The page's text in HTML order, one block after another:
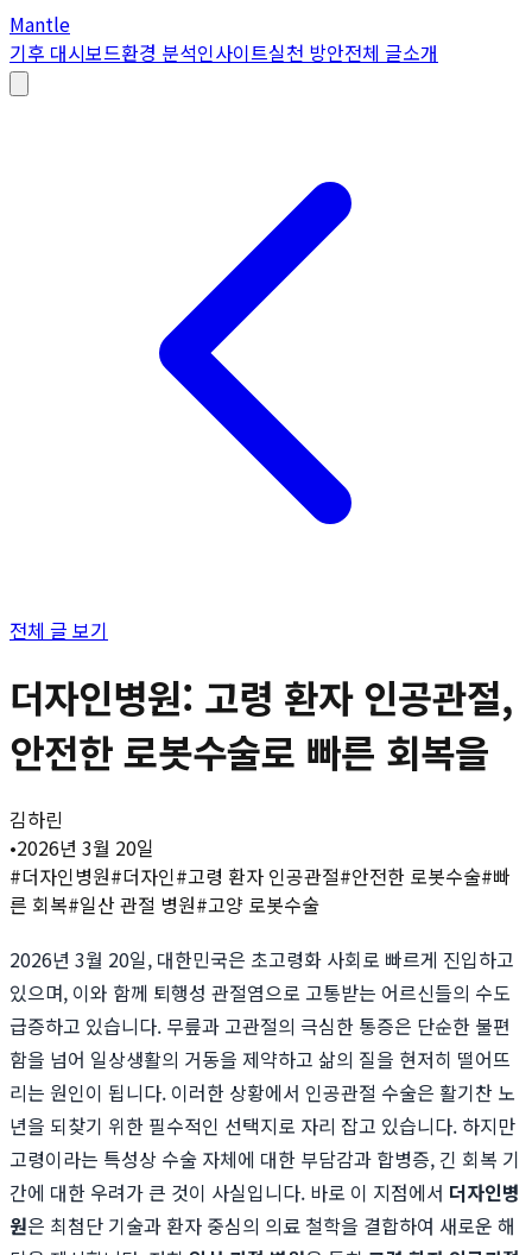
Mantle
기후 대시보드환경 분석인사이트실천 방안전체 글소개
전체 글 보기
더자인병원: 고령 환자 인공관절,
안전한 로봇수술로 빠른 회복을
김하린
•2026년 3월 20일
#더자인병원#더자인#고령 환자 인공관절#안전한 로봇수술#빠
른 회복#일산 관절 병원#고양 로봇수술
2026년 3월 20일, 대한민국은 초고령화 사회로 빠르게 진입하고
있으며, 이와 함께 퇴행성 관절염으로 고통받는 어르신들의 수도
급증하고 있습니다. 무릎과 고관절의 극심한 통증은 단순한 불편
함을 넘어 일상생활의 거동을 제약하고 삶의 질을 현저히 떨어뜨
리는 원인이 됩니다. 이러한 상황에서 인공관절 수술은 활기찬 노
년을 되찾기 위한 필수적인 선택지로 자리 잡고 있습니다. 하지만
고령이라는 특성상 수술 자체에 대한 부담감과 합병증, 긴 회복 기
간에 대한 우려가 큰 것이 사실입니다. 바로 이 지점에서 더자인병
원은 최첨단 기술과 환자 중심의 의료 철학을 결합하여 새로운 해